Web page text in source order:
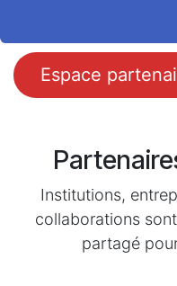
Espace
Institutions,
collaborations
partagé